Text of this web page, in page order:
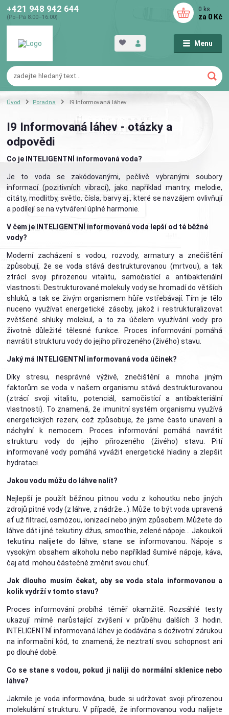
Menu
+421 948 942 644
(Po–Pá 8:00–16:00)
0 ks
za 0 Kč
Úvod Poradna I9 Informovaná láhev
I9 Informovaná láhev - otázky a
odpovědi
Co je INTELIGENTNÍ informovaná voda?
Je to voda se zakódovanými, pečlivě vybranými soubory
informací (pozitivních vibrací), jako například mantry, melodie,
citáty, modlitby, světlo, čísla, barvy aj., které se navzájem ovlivňují
a podílejí se na vytváření úplné harmonie.
V čem je INTELIGENTNÍ informovaná voda lepší od té běžné
vody?
Moderní zacházení s vodou, rozvody, armatury a znečištění
způsobují, že se voda stává destrukturovanou (mrtvou), a tak
ztrácí svoji přirozenou vitalitu, samočistící a antibakteriální
vlastnosti. Destrukturované molekuly vody se hromadí do větších
shluků, a tak se živým organismem hůře vstřebávají. Tím je tělo
nuceno využívat energetické zásoby, jakož i restrukturalizovat
zvětšené shluky molekul, a to za účelem využívání vody pro
životně důležité tělesné funkce. Proces informování pomáhá
navrátit strukturu vody do jejího přirozeného (živého) stavu.
Jaký má INTELIGENTNÍ informovaná voda účinek?
Díky stresu, nesprávné výživě, znečištění a mnoha jiným
faktorům se voda v našem organismu stává destrukturovanou
(ztrácí svoji vitalitu, potenciál, samočistící a antibakteriální
vlastnosti). To znamená, že imunitní systém organismu využívá
energetických rezerv, což způsobuje, že jsme často unavení a
náchylní k nemocem. Proces informování pomáhá navrátit
strukturu vody do jejího přirozeného (živého) stavu. Pití
informované vody pomáhá vyvážit energetické hladiny a zlepšit
hydrataci.
Jakou vodu můžu do láhve nalít?
Nejlepší je použít běžnou pitnou vodu z kohoutku nebo jiných
zdrojů pitné vody (z láhve, z nádrže…). Může to být voda upravená
ať už filtrací, osmózou, ionizací nebo jiným způsobem. Můžete do
láhve dát i jiné tekutiny. džus, smoothie, zelené nápoje... Jakoukoli
tekutinu nalijete do láhve, stane se informovanou. Nápoje s
vysokým obsahem alkoholu nebo například šumivé nápoje, káva,
čaj atd. mohou částečně změnit svou chuť.
Jak dlouho musím čekat, aby se voda stala informovanou a
kolik vydrží v tomto stavu?
Proces informování probíhá téměř okamžitě. Rozsáhlé testy
ukazují mírně narůstající zvýšení v průběhu dalších 3 hodin.
INTELIGENTNÍ informovaná láhev je dodávána s doživotní zárukou
na informační kód, to znamená, že neztratí svou schopnost ani
po dlouhé době.
Co se stane s vodou, pokud ji naliji do normální sklenice nebo
láhve?
Jakmile je voda informována, bude si udržovat svoji přirozenou
molekulární strukturu. V případě, že informovanou vodu nalijete